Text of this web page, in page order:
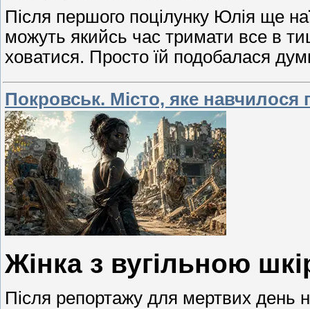
Після першого поцілунку Юлія ще
можуть якийсь час тримати все в
ховатися. Просто їй подобалася
Покровськ. Місто, яке навчилося
Жінка з вугільною
Після репортажу для мертвих день